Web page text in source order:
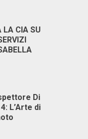
LA CIA SU
Di
L’Arte di